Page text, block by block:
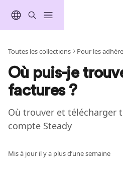
Toutes les collections Pour les
Où puis-je
factures ?
Où trouver et télécharger
compte Steady
Mis à jour il y a plus d’une semaine